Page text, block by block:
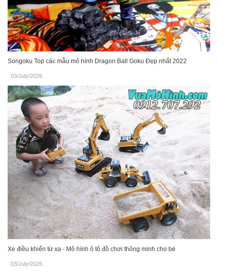
Songoku Top các mẫu mô hình Dragon Ball Goku Đẹp nhất 2022
03/July/2026
Xe điều khiển từ xa - Mô hình ô tô đồ chơi thông minh cho bé
03/July/2026